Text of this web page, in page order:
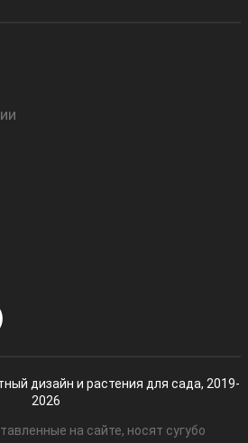
дизайн и растения для сада, 2019-
2026
на сайте, носят сугубо